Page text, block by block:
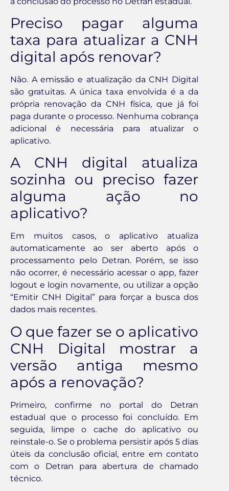
Preciso pagar alguma
taxa para atualizar a CNH
digital após renovar?
Não. A emissão e atualização da CNH Digital
são gratuitas. A única taxa envolvida é a da
própria renovação da CNH física, que já foi
paga durante o processo. Nenhuma cobrança
adicional é necessária para atualizar o
aplicativo.
A CNH digital atualiza
sozinha ou preciso fazer
alguma ação no
aplicativo?
Em muitos casos, o aplicativo atualiza
automaticamente ao ser aberto após o
processamento pelo Detran. Porém, se isso
não ocorrer, é necessário acessar o app, fazer
logout e login novamente, ou utilizar a opção
“Emitir CNH Digital” para forçar a busca dos
dados mais recentes.
O que fazer se o aplicativo
CNH Digital mostrar a
versão antiga mesmo
após a renovação?
Primeiro, confirme no portal do Detran
estadual que o processo foi concluído. Em
seguida, limpe o cache do aplicativo ou
reinstale-o. Se o problema persistir após 5 dias
úteis da conclusão oficial, entre em contato
com o Detran para abertura de chamado
técnico.